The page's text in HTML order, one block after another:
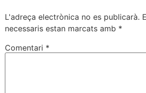
L'adreça electrònica no es publicarà.
necessaris estan marcats amb *
Comentari *